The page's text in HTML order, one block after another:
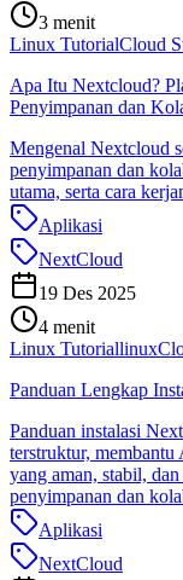
3 menit
Linux TutorialCloud
Apa Itu Nextcloud?
Penyimpanan dan
Mengenal Nextcloud
penyimpanan dan
utama, serta cara
Aplikasi
NextCloud
19 Des 2025
4 menit
Linux Tutoriallinux
Panduan Lengkap
Panduan instalasi
terstruktur,
yang aman, stabil,
penyimpanan dan
Aplikasi
NextCloud